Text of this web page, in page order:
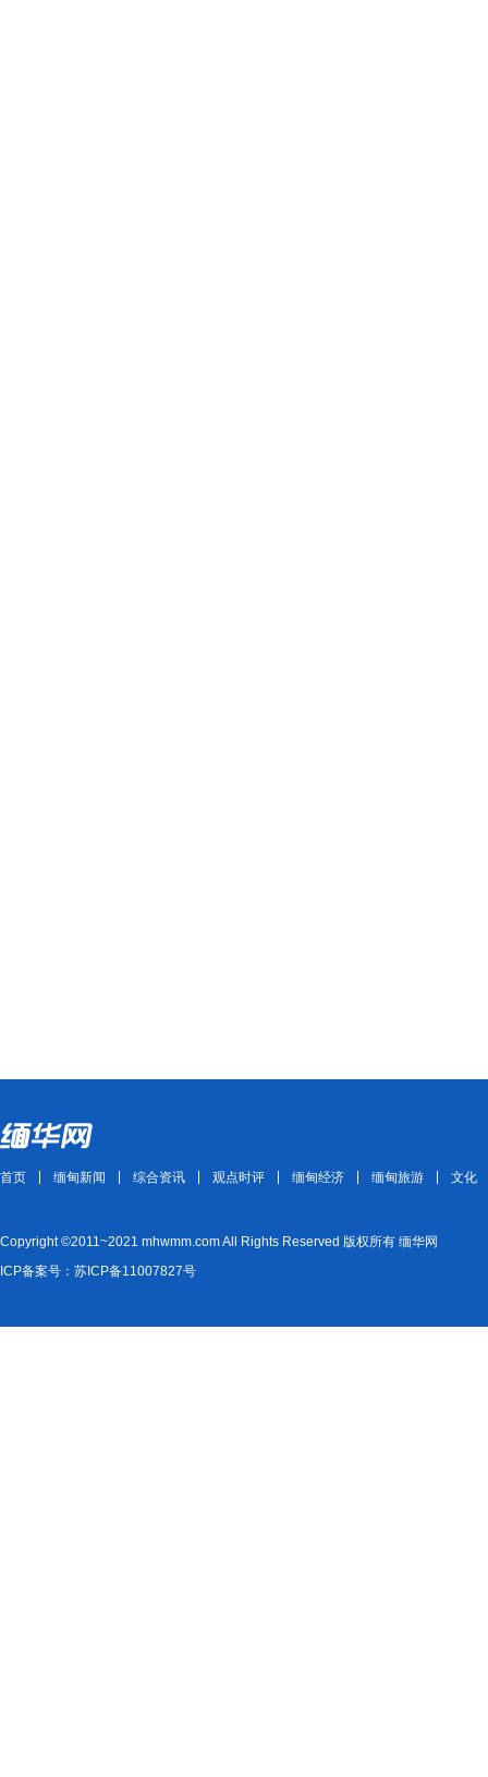
首页 缅甸新闻 综合资讯 观点时评 缅甸经济 缅甸旅游 文化
Copyright ©2011~2021 mhwmm.com All Rights Reserved 版权所有 缅华网
ICP备案号：苏ICP备11007827号